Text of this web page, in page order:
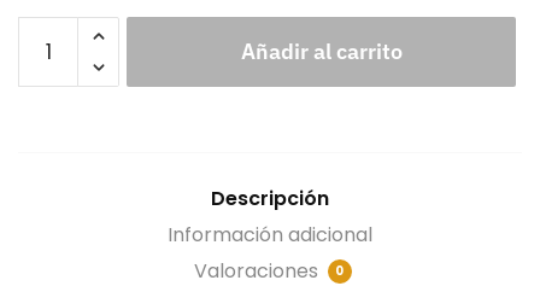
Añadir al carrito
Descripción
Información adicional
Valoraciones
0